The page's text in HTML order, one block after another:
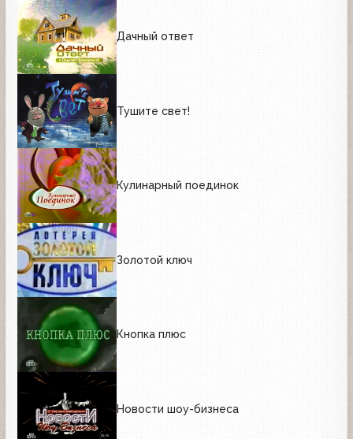
Дачный ответ
Тушите свет!
Кулинарный поединок
Золотой ключ
Кнопка плюс
Новости шоу-бизнеса